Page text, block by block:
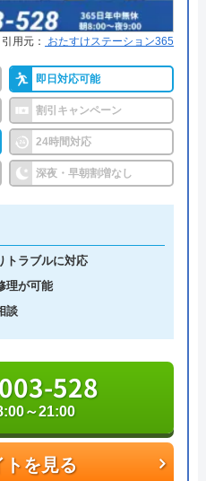
山手店にエアコンの購
いと電話したところ、
いとのこと、ホーム
告です。
コミを見る
に拠点を構え、年中無休
はコールセンターにて問
解消できます。
円～と明朗会計。問い合
て無料でできるので、ま
とをおすすめします。
応している水の生活救急
所やキッチン、お風呂な
わりトラブル解決のスペ
これまでの施工対応実績
数があり、また最短5分
短30分でスピード駆け付
引用元： おたすけステーション365
即日対応可能
割引キャンペーン
24時間対応
深夜・早朝割増なし
トラブルに対応
理が可能
談
トを見る
528
～21:00